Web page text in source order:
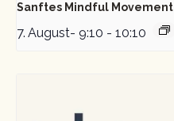
Sanftes Mindful Movement
7. August- 9:10 - 10:10